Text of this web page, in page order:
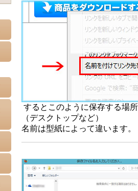
するとこのように保存する場
（デスクトップなど）
名前は型紙によって違います。